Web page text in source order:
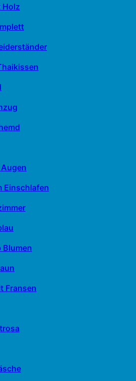
Einschlafen
Blumen
Fransen